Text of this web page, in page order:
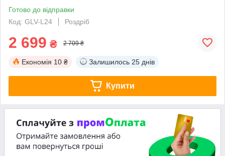
Готово до відправки
Код: GLV-L24
Роздріб
2 699 ₴ 2 709 ₴
Економія 10 ₴ Залишилось 25 днів
Купити